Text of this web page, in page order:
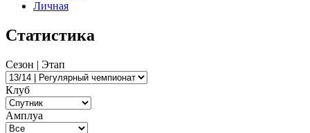
Личная
Статистика
Сезон | Этап
Клуб
Амплуа